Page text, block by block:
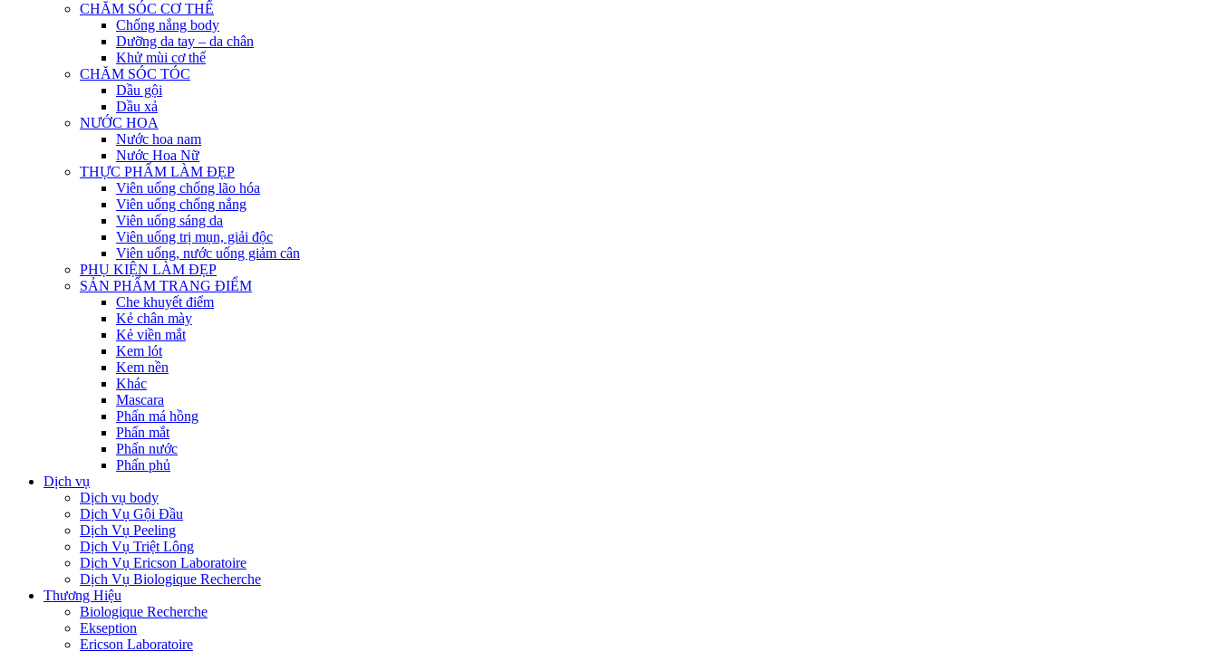
CHĂM SÓC CƠ THỂ
Chống nắng body
Dưỡng da tay – da chân
Khử mùi cơ thể
CHĂM SÓC TÓC
Dầu gội
Dầu xả
NƯỚC HOA
Nước hoa nam
Nước Hoa Nữ
THỰC PHẨM LÀM ĐẸP
Viên uống chống lão hóa
Viên uống chống nắng
Viên uống sáng da
Viên uống trị mụn, giải độc
Viên uống, nước uống giảm cân
PHỤ KIỆN LÀM ĐẸP
SẢN PHẨM TRANG ĐIỂM
Che khuyết điểm
Kẻ chân mày
Kẻ viền mắt
Kem lót
Kem nền
Khác
Mascara
Phấn má hồng
Phấn mắt
Phấn nước
Phấn phủ
Dịch vụ
Dịch vụ body
Dịch Vụ Gội Đầu
Dịch Vụ Peeling
Dịch Vụ Triệt Lông
Dịch Vụ Ericson Laboratoire
Dịch Vụ Biologique Recherche
Thương Hiệu
Biologique Recherche
Ekseption
Ericson Laboratoire